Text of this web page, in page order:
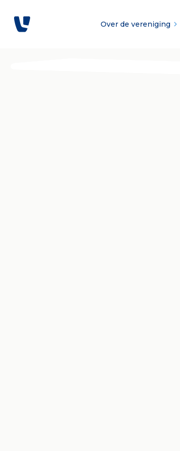
Over de vereniging